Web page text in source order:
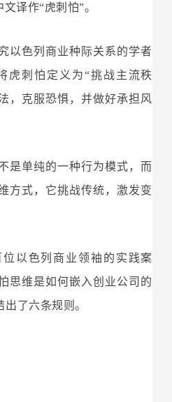
译作“虎刺怕”。
以色列商业种际关系的学者
虎刺怕定义为“挑战主流秩
，克服恐惧，并做好承担风
是单纯的一种行为模式，而
方式，它挑战传统，激发变
以色列商业领袖的实践案
思维是如何嵌入创业公司的
了六条规则。